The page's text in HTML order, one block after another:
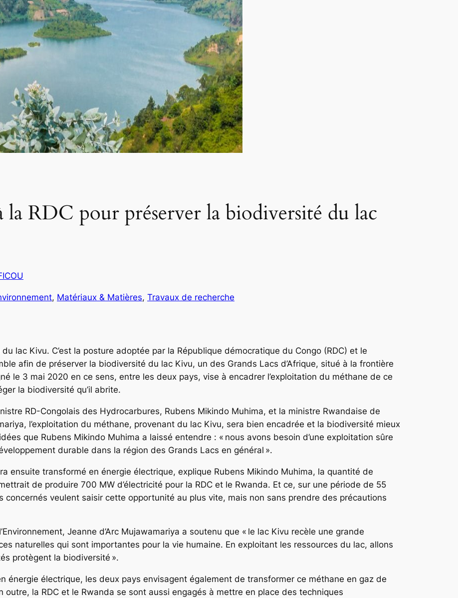
la RDC pour préserver la biodiversité du lac
, Matériaux & Matières, Travaux de recherche
lac Kivu. C’est la posture adoptée par la République démocratique du Congo (RDC) et le
afin de préserver la biodiversité du lac Kivu, un des Grands Lacs d’Afrique, situé à la frontière
le 3 mai 2020 en ce sens, entre les deux pays, vise à encadrer l’exploitation du méthane de ce
la biodiversité qu’il abrite.
RD-Congolais des Hydrocarbures, Rubens Mikindo Muhima, et la ministre Rwandaise de
l’exploitation du méthane, provenant du lac Kivu, sera bien encadrée et la biodiversité mieux
que Rubens Mikindo Muhima a laissé entendre : « nous avons besoin d’une exploitation sûre
durable dans la région des Grands Lacs en général ».
ensuite transformé en énergie électrique, explique Rubens Mikindo Muhima, la quantité de
de produire 700 MW d’électricité pour la RDC et le Rwanda. Et ce, sur une période de 55
concernés veulent saisir cette opportunité au plus vite, mais non sans prendre des précautions
Jeanne d’Arc Mujawamariya a soutenu que « le lac Kivu recèle une grande
naturelles qui sont importantes pour la vie humaine. En exploitant les ressources du lac, allons
protègent la biodiversité ».
énergie électrique, les deux pays envisagent également de transformer ce méthane en gaz de
outre, la RDC et le Rwanda se sont aussi engagés à mettre en place des techniques